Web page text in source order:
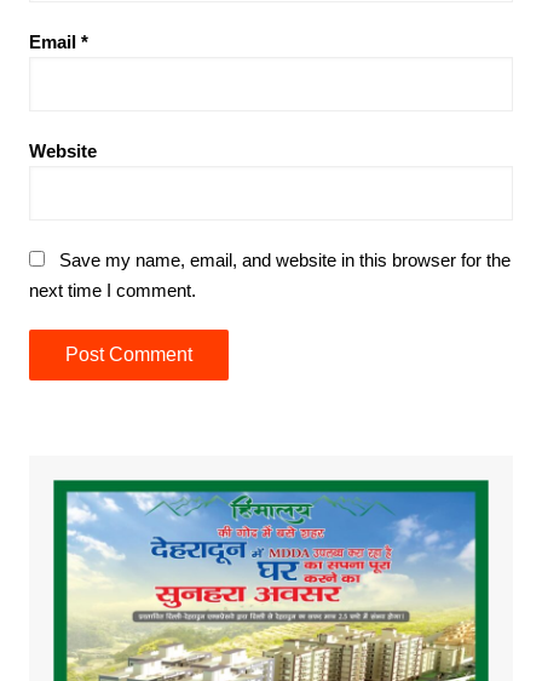
Email *
Website
Save my name, email, and website in this browser for the
next time I comment.